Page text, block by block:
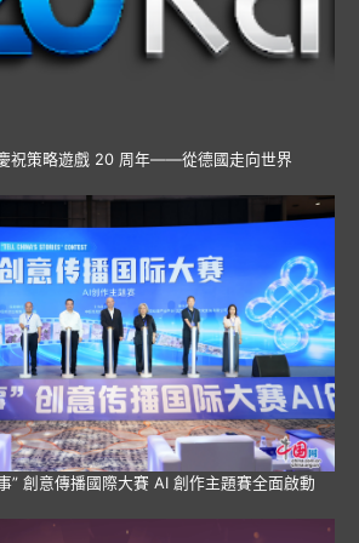
祝策略遊戲 20 周年——從德國走向世界
” 創意傳播國際大賽 AI 創作主題賽全面啟動